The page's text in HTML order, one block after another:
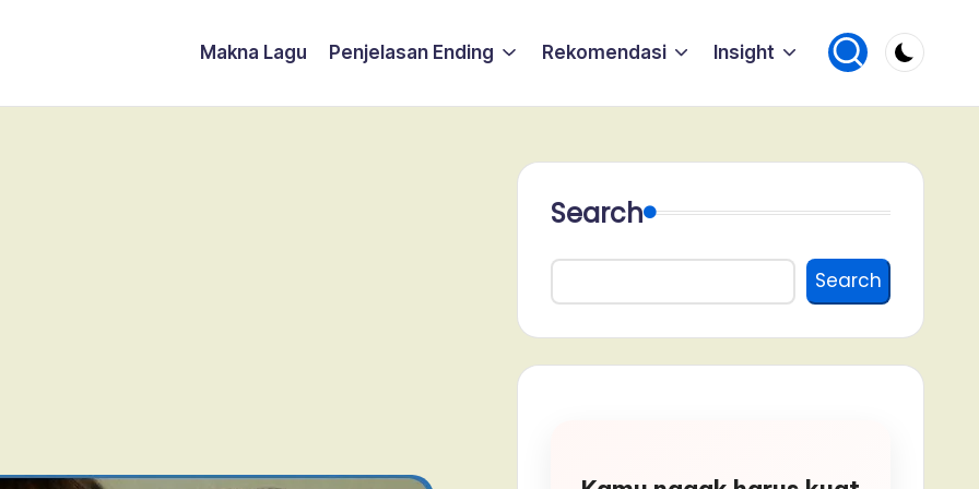
Makna Lagu Penjelasan Ending Rekomendasi Insight
Search
Search